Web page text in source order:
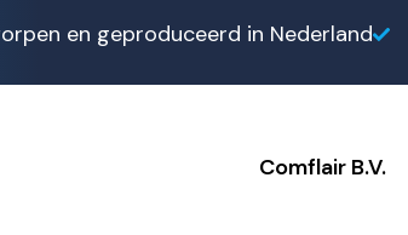
en geproduceerd in Nederland
Comflair B.V.